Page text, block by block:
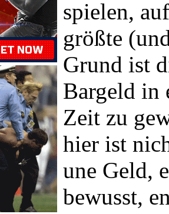
spielen,
größte
Grund ist
Bargeld in
Zeit zu
hier ist
une Geld,
bewusst,